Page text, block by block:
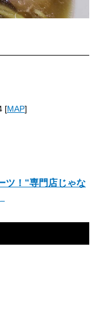
[MAP]
ツ！“専門店じゃな